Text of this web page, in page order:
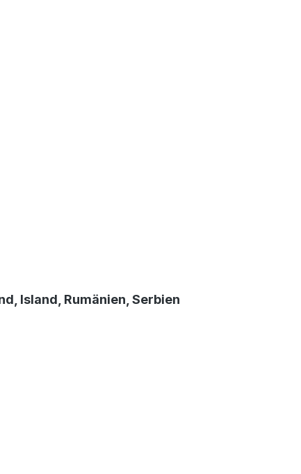
Island, Rumänien, Serbien